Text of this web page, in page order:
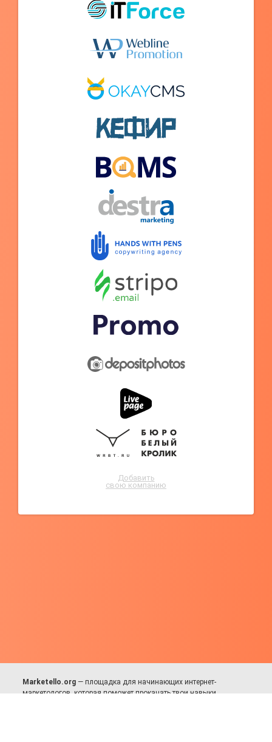
Добавить
свою компанию
Marketello.org — площадка для начинающих интернет-
маркетологов, которая поможет прокачать твои навыки.